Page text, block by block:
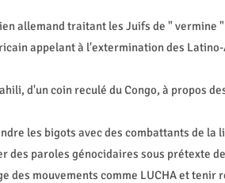
allemand traitant les Juifs de "
appelant à l'extermination des
d'un coin reculé du Congo, à propos
les bigots avec des combattants de la
des paroles génocidaires sous prétexte
des mouvements comme LUCHA et